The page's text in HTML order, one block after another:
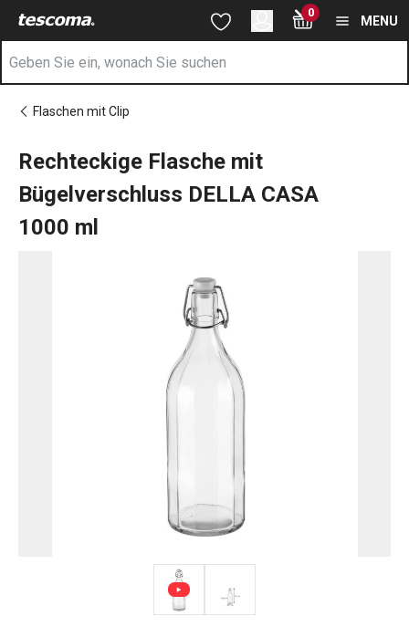
Sie befinden sich auf der Rechteckige Flasche mit
Zum Hauptinhalt springen
Zur Suche springen
Zur Navigation springen 0
MENU
Flaschen mit Clip
Rechteckige Flasche mit
Bügelverschluss DELLA CASA
1000 ml